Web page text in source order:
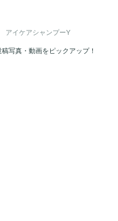
アイケアシャンプーY
写真・動画をピックアップ！